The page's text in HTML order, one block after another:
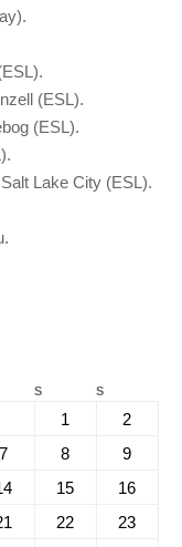
(ESL).
(ESL).
Lake City (ESL).
S S
1
2
7 8
9
15
16
22
23